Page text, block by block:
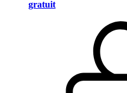
gratuit